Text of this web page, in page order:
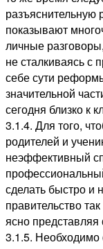
разъяснительную
показывают
личные
не сталкиваясь с
себе сути
значительной
сегодня близко к
3.1.4. Для того,
родителей и
неэффективный
сделать быстро и
правительство
ясно представляя
3.1.5. Необходимо